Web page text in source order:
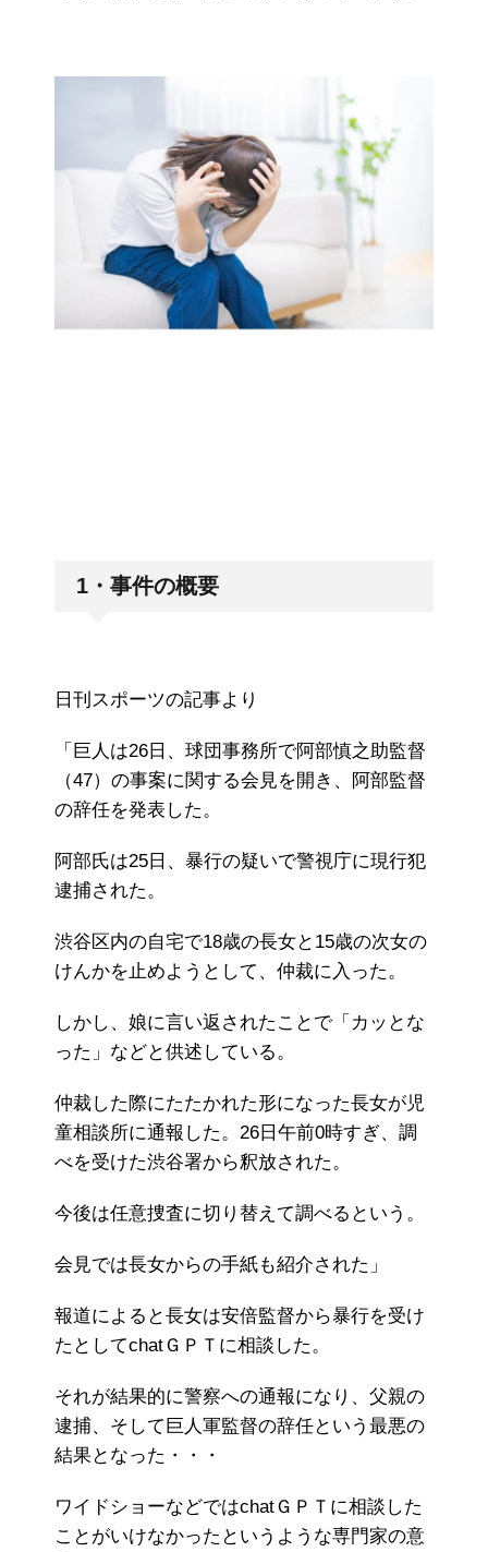
1・事件の概要
日刊スポーツの記事より
「巨人は26日、球団事務所で阿部慎之助監督
（47）の事案に関する会見を開き、阿部監督
の辞任を発表した。
阿部氏は25日、暴行の疑いで警視庁に現行犯
逮捕された。
渋谷区内の自宅で18歳の長女と15歳の次女の
けんかを止めようとして、仲裁に入った。
しかし、娘に言い返されたことで「カッとな
った」などと供述している。
仲裁した際にたたかれた形になった長女が児
童相談所に通報した。26日午前0時すぎ、調
べを受けた渋谷署から釈放された。
今後は任意捜査に切り替えて調べるという。
会見では長女からの手紙も紹介された」
報道によると長女は安倍監督から暴行を受け
たとしてchatＧＰＴに相談した。
それが結果的に警察への通報になり、父親の
逮捕、そして巨人軍監督の辞任という最悪の
結果となった・・・
ワイドショーなどではchatＧＰＴに相談した
ことがいけなかったというような専門家の意